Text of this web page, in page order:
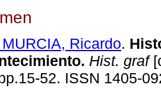
MURCIA, Ricardo.
Hist. graf
52. ISSN 1405-